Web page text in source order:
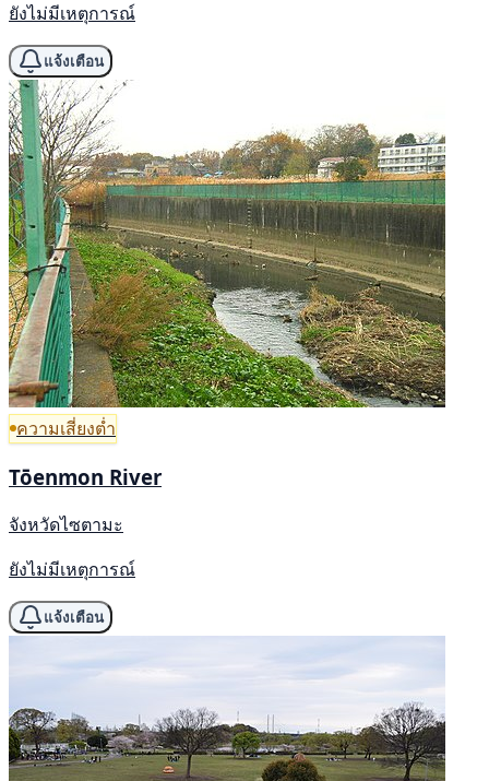
ยังไม่มีเหตุการณ์
แจ้งเตือน
ความเสี่ยงต่ำ
Tōenmon River
จังหวัดไซตามะ
ยังไม่มีเหตุการณ์
แจ้งเตือน